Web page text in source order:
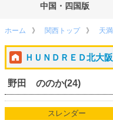
中国・四国版
ホーム 関西トップ 天
ＨＵＮＤＲＥＤ北大
野田 ののか(24)
スレンダー